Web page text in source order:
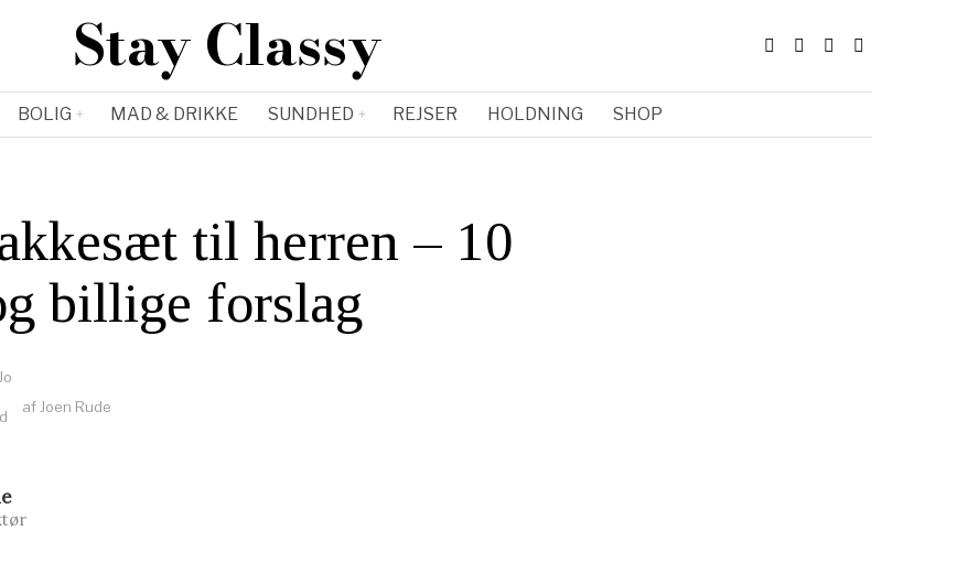
Stay Classy
BOLIG MAD & DRIKKE SUNDHED REJSER HOLDNING SHOP
til herren – 10
billige forslag
af Joen Rude